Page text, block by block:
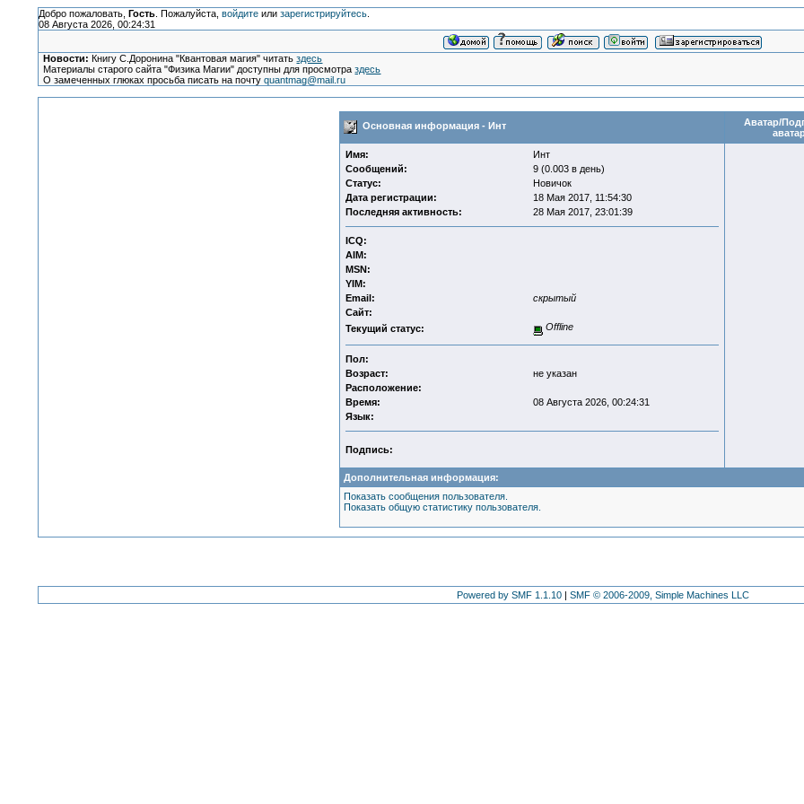
Добро пожаловать, Гость. Пожалуйста, войдитеили зарегистрируйтесь.
08 Августа 2026, 00:24:31
Новости: Книгу С.Доронина "Квантовая магия" читатьздесь
Материалы старого сайта "Физика Магии" доступны для просмотраздесь
О замеченных глюках просьба писать на почтуquantmag@mail.ru
Основная информация - Инт
Аватар/
Имя:
Инт
Сообщений:
9 (0.003 в день)
Статус:
Новичок
Дата регистрации:
18 Мая 2017, 11:54:30
Последняя активность:
28 Мая 2017, 23:01:39
ICQ:
AIM:
MSN:
YIM:
Email:
скрытый
Сайт:
Текущий статус:
Offline
Пол:
Возраст:
не указан
Расположение:
Время:
08 Августа 2026, 00:24:31
Язык:
Подпись:
Дополнительная информация:
Показать сообщения пользователя.
Показать общую статистику пользователя.
Powered by SMF 1.1.10 | SMF © 2006-2009, Simple Machines LLC